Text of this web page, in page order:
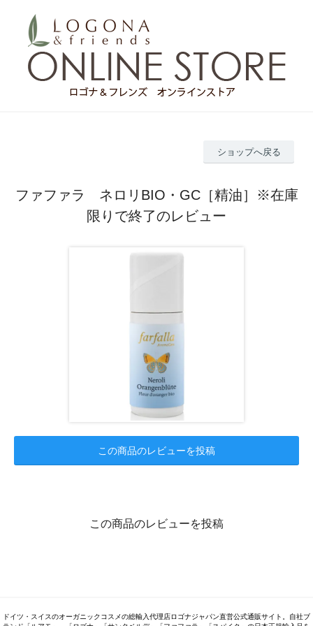
ショップへ戻る
ファファラ ネロリBIO・GC［精油］※在庫
限りで終了のレビュー
この商品のレビューを投稿
この商品のレビューを投稿
ドイツ・スイスのオーガニックコスメの総輸入代理店ロゴナジャパン直営公式通販サイト。自社ブ